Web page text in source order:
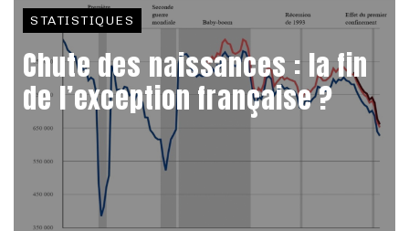
STATISTIQUES
Chute des naissances : la fin
de l’exception française ?